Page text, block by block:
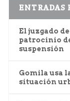
ENTRADAS
El juzgado
patrocinio
suspensión
Gomila usa
situación